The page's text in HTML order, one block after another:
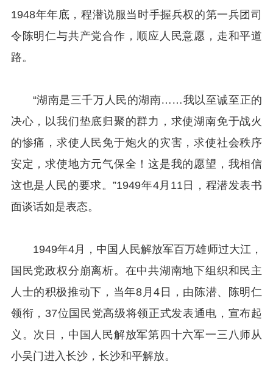
1948年年底，程潜说服当时手握兵权的第一兵团司
令陈明仁与共产党合作，顺应人民意愿，走和平道
路。
“湖南是三千万人民的湖南……我以至诚至正的
决心，以我们垫底归聚的群力，求使湖南免于战火
的惨痛，求使人民免于炮火的灾害，求使社会秩序
安定，求使地方元气保全！这是我的愿望，我相信
这也是人民的要求。”1949年4月11日，程潜发表书
面谈话如是表态。
1949年4月，中国人民解放军百万雄师过大江，
国民党政权分崩离析。在中共湖南地下组织和民主
人士的积极推动下，当年8月4日，由陈潜、陈明仁
领衔，37位国民党高级将领正式发表通电，宣布起
义。次日，中国人民解放军第四十六军一三八师从
小吴门进入长沙，长沙和平解放。